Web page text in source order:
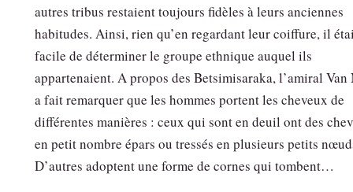
autres tribus restaient toujours fidèles à leurs anciennes
habitudes. Ainsi, rien qu’en regardant leur coiffure, il
facile de déterminer le groupe ethnique auquel ils
appartenaient. A propos des Betsimisaraka, l’amiral Van
a fait remarquer que les hommes portent les cheveux de
différentes manières : ceux qui sont en deuil ont des
en petit nombre épars ou tressés en plusieurs petits
D’autres adoptent une forme de cornes qui tombent…